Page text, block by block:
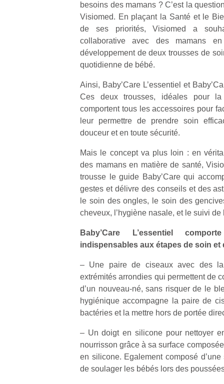
besoins des mamans ? C’est la
Visiomed. En plaçant la Santé et le
de ses priorités, Visiomed a
collaborative avec des mamans
développement de deux trousses de
quotidienne de bébé.
Ainsi, Baby’Care L’essentiel et
Ces deux trousses, idéales pour
comportent tous les accessoires pour
leur permettre de prendre soin
douceur et en toute sécurité.
Mais le concept va plus loin : en
des mamans en matière de santé,
trousse le guide Baby’Care qui
gestes et délivre des conseils et des
le soin des ongles, le soin des
cheveux, l’hygiène nasale, et le suivi de
Baby’Care L’essentiel
indispensables aux étapes de soin et
– Une paire de ciseaux avec des
extrémités arrondies qui permettent de
d’un nouveau-né, sans risquer de le
hygiénique accompagne la paire de
bactéries et la mettre hors de portée
– Un doigt en silicone pour nettoyer
nourrisson grâce à sa surface
en silicone. Egalement composé
de soulager les bébés lors des